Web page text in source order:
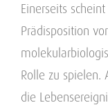
Einerseits
Prädisposition
Rolle zu spielen.
die